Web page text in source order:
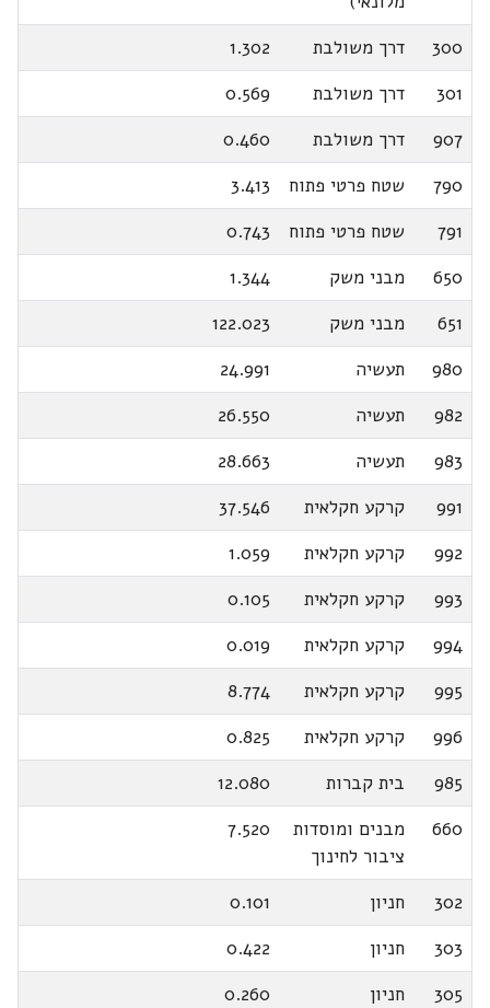
300 דרך משולבת
1.302
301
דרך משולבת
0.569
907
דרך משולבת
0.460
790
שטח פרטי פתוח
3.413
791
שטח פרטי פתוח
0.743
650
מבני משק
1.344
651
מבני משק
122.023
980
תעשיה
24.991
982
תעשיה
26.550
983
תעשיה
28.663
991
קרקע חקלאית
37.546
992
קרקע חקלאית
1.059
993
קרקע חקלאית
0.105
994
קרקע חקלאית
0.019
995
קרקע חקלאית
8.774
996
קרקע חקלאית
0.825
985
בית קברות
12.080
660
מבנים ומוסדות
ציבור לחינוך
7.520
302 חניון
0.101
303
חניון
0.422
305
חניון
0.260